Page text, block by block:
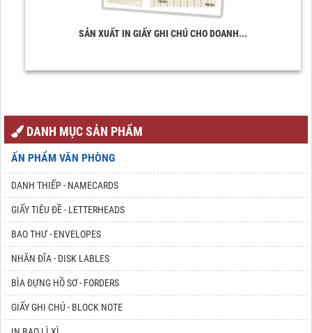
SẢN XUẤT IN GIẤY GHI CHÚ CHO DOANH...
DANH MỤC SẢN PHẨM
ẤN PHẨM VĂN PHÒNG
DANH THIẾP - NAMECARDS
GIẤY TIÊU ĐỀ - LETTERHEADS
BAO THƯ - ENVELOPES
NHÃN ĐĨA - DISK LABLES
BÌA ĐỰNG HỒ SƠ - FORDERS
GIẤY GHI CHÚ - BLOCK NOTE